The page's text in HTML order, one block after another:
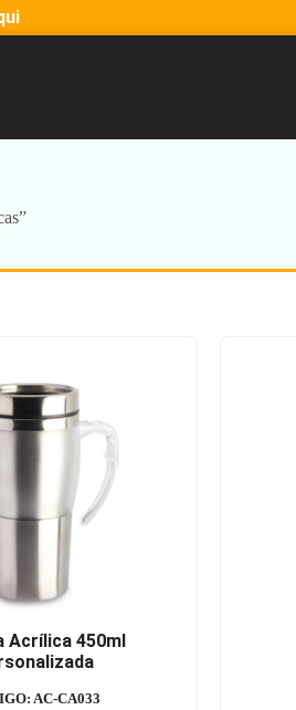
Acrílica 450ml
AC-CA033